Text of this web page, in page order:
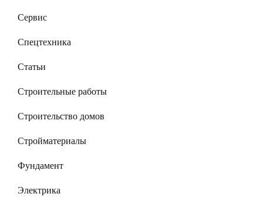
Сервис
Спецтехника
Статьи
Строительные работы
Строительство домов
Стройматериалы
Фундамент
Электрика